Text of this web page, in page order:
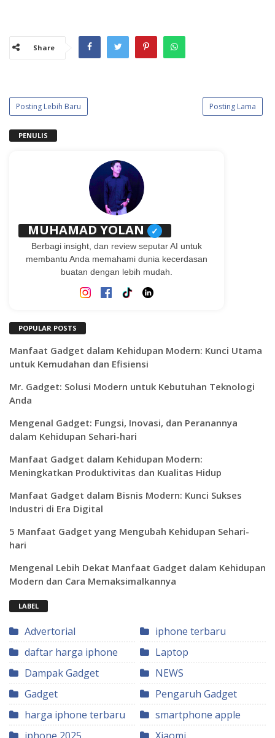
Share
Posting Lebih Baru Posting Lama
PENULIS
MUHAMAD YOLAN ✓
Berbagi insight, dan review seputar AI untuk
membantu Anda memahami dunia kecerdasan
buatan dengan lebih mudah.
POPULAR POSTS
Manfaat Gadget dalam Kehidupan Modern: Kunci Utama
untuk Kemudahan dan Efisiensi
Mr. Gadget: Solusi Modern untuk Kebutuhan Teknologi
Anda
Mengenal Gadget: Fungsi, Inovasi, dan Peranannya
dalam Kehidupan Sehari-hari
Manfaat Gadget dalam Kehidupan Modern:
Meningkatkan Produktivitas dan Kualitas Hidup
Manfaat Gadget dalam Bisnis Modern: Kunci Sukses
Industri di Era Digital
5 Manfaat Gadget yang Mengubah Kehidupan Sehari-
hari
Mengenal Lebih Dekat Manfaat Gadget dalam Kehidupan
Modern dan Cara Memaksimalkannya
LABEL
Advertorial
daftar harga iphone
Dampak Gadget
Gadget
harga iphone terbaru
iphone terbaru
Laptop
NEWS
Pengaruh Gadget
smartphone apple